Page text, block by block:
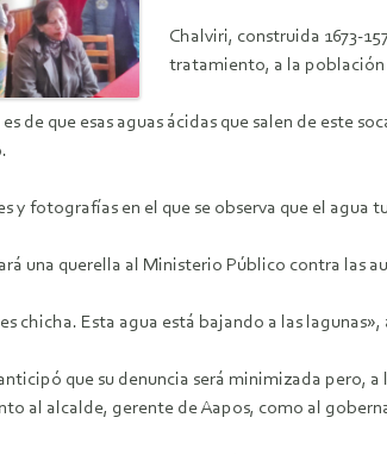
Chalviri, construida 1673-
tratamiento, a la
de que esas aguas ácidas que salen de este
y fotografías en el que se observa que el agua
una querella al Ministerio Público contra las
chicha. Esta agua está bajando a las
que su denuncia será minimizada pero,
al alcalde, gerente de Aapos, como al